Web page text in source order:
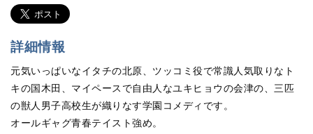
詳細情報
元気いっぱいなイタチの北原、ツッコミ役で常識人気取りなト
キの国木田、マイペースで自由人なユキヒョウの会津の、三匹
の獣人男子高校生が織りなす学園コメディです。
オールギャグ青春テイスト強め。